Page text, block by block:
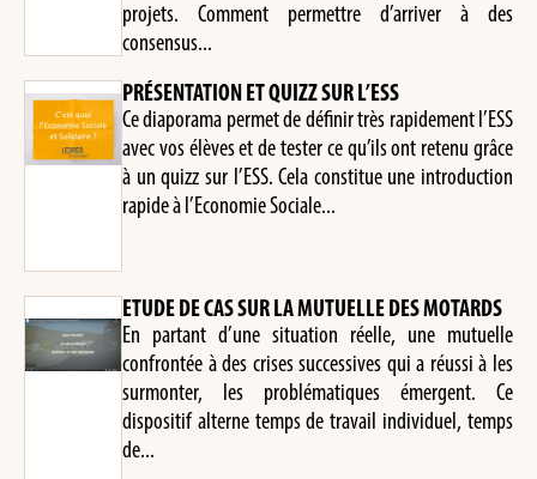
projets. Comment permettre d’arriver à des
consensus...
PRÉSENTATION ET QUIZZ SUR L’ESS
Ce diaporama permet de définir très rapidement l’ESS
avec vos élèves et de tester ce qu’ils ont retenu grâce
à un quizz sur l’ESS. Cela constitue une introduction
rapide à l’Economie Sociale...
ETUDE DE CAS SUR LA MUTUELLE DES MOTARDS
En partant d’une situation réelle, une mutuelle
confrontée à des crises successives qui a réussi à les
surmonter, les problématiques émergent. Ce
dispositif alterne temps de travail individuel, temps
de...